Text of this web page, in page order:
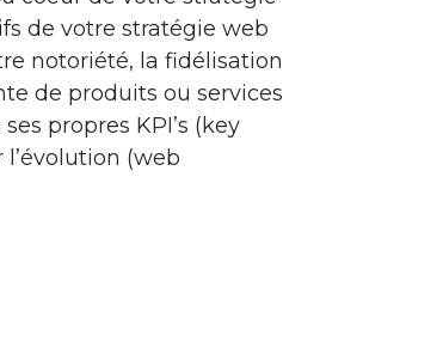
de votre stratégie web
notoriété, la fidélisation
de produits ou services
propres KPI’s (key
(web